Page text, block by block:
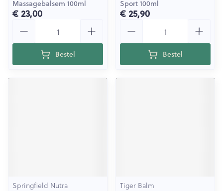
Massagebalsem 100ml
€ 23,00
Bestel
Sport 100ml
€ 25,90
Bestel
Springfield Nutra Tiger Balm